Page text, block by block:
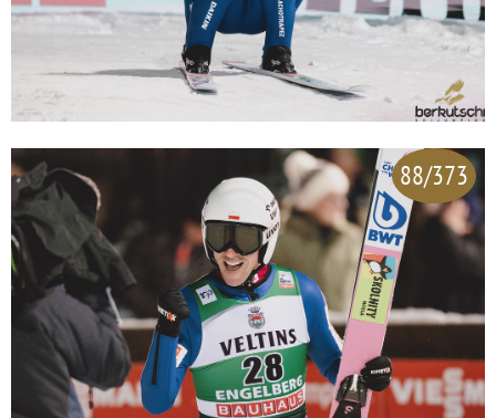
88/373